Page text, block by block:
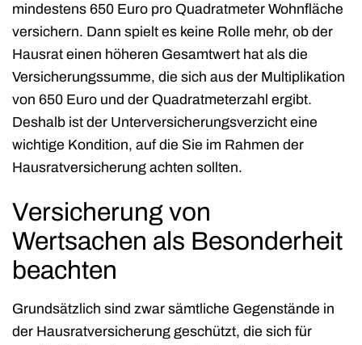
mindestens 650 Euro pro Quadratmeter Wohnfläche
versichern. Dann spielt es keine Rolle mehr, ob der
Hausrat einen höheren Gesamtwert hat als die
Versicherungssumme, die sich aus der Multiplikation
von 650 Euro und der Quadratmeterzahl ergibt.
Deshalb ist der Unterversicherungsverzicht eine
wichtige Kondition, auf die Sie im Rahmen der
Hausratversicherung achten sollten.
Versicherung von
Wertsachen als Besonderheit
beachten
Grundsätzlich sind zwar sämtliche Gegenstände in
der Hausratversicherung geschützt, die sich für